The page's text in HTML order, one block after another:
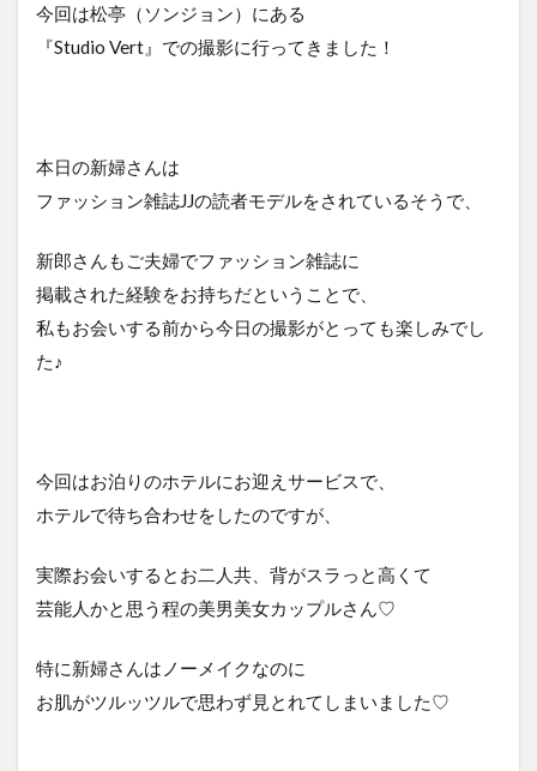
今回は松亭（ソンジョン）にある
『Studio Vert』での撮影に行ってきました！
本日の新婦さんは
ファッション雑誌JJの読者モデルをされているそうで、
新郎さんもご夫婦でファッション雑誌に
掲載された経験をお持ちだということで、
私もお会いする前から今日の撮影がとっても楽しみでし
た♪
今回はお泊りのホテルにお迎えサービスで、
ホテルで待ち合わせをしたのですが、
実際お会いするとお二人共、背がスラっと高くて
芸能人かと思う程の美男美女カップルさん♡
特に新婦さんはノーメイクなのに
お肌がツルッツルで思わず見とれてしまいました♡